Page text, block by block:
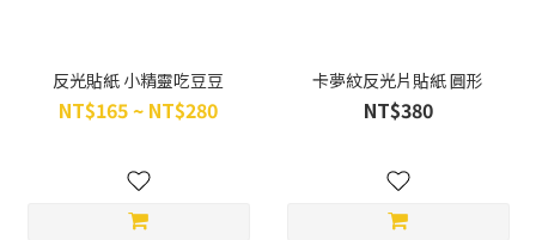
反光貼紙 小精靈吃豆豆
NT$165 ~ NT$280
卡夢紋反光片貼紙 圓形
NT$380